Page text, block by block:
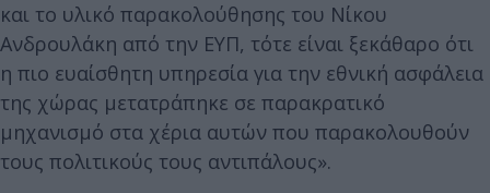
και το υλικό παρακολούθησης του Νίκου
Ανδρουλάκη από την ΕΥΠ, τότε είναι ξεκάθαρο ότι
η πιο ευαίσθητη υπηρεσία για την εθνική ασφάλεια
της χώρας μετατράπηκε σε παρακρατικό
μηχανισμό στα χέρια αυτών που παρακολουθούν
τους πολιτικούς τους αντιπάλους».